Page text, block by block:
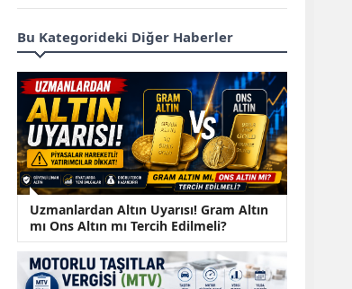
Spot ve Vadeli İşlem
Arasındaki Farklar |
İçin Daha Uygun?
ABD-İran Anlaşması
Sonrası Altın Rekora
Koştu, Petrol
Fiyatları Sert Düştü
Temmuz 2026 Maaş
Zammı Netleşiyor!
Memur, Emekli ve
Sosyal Yardımlarda
Yeni Oranlar
Bu Kategorideki Diğer Haberler
Uzmanlardan Altın Uyarısı! Gram Altın
mı Ons Altın mı Tercih Edilmeli?